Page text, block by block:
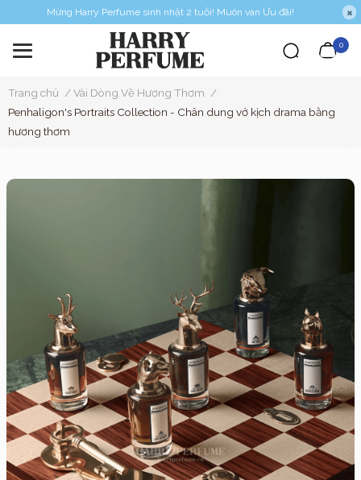
Mừng Harry Perfume sinh nhật 2 tuổi! Muôn vàn Ưu đãi!
0
Trang chủ /Vài Dòng Về Hương Thơm /
Penhaligon's Portraits Collection - Chân dung vở kịch drama bằng
hương thơm